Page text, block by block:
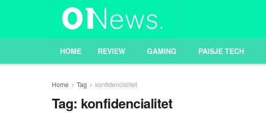
HOME REVIEW GAMING PAISJE TECH
Home Tag konfidencialitet
Tag: konfidencialitet